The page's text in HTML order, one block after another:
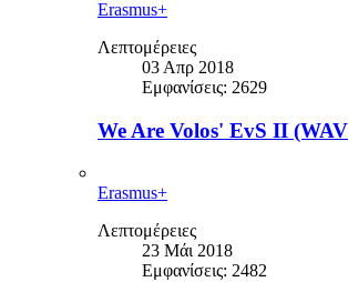
Erasmus+
Λεπτομέρειες
03 Απρ 2018
Εμφανίσεις: 2629
We Are Volos' EvS II
Erasmus+
Λεπτομέρειες
23 Μάι 2018
Εμφανίσεις: 2482